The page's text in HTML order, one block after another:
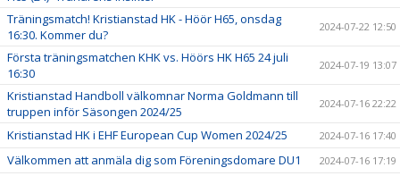
Träningsmatch! Kristianstad HK - Höör H65, onsdag
16:30. Kommer du?
2024-07-22 12:50
Första träningsmatchen KHK vs. Höörs HK H65 24 juli
16:30
2024-07-19 13:07
Kristianstad Handboll välkomnar Norma Goldmann till
truppen inför Säsongen 2024/25
2024-07-16 22:22
Kristianstad HK i EHF European Cup Women 2024/25 2024-07-16 17:40
Välkommen att anmäla dig som Föreningsdomare DU1 2024-07-16 17:19